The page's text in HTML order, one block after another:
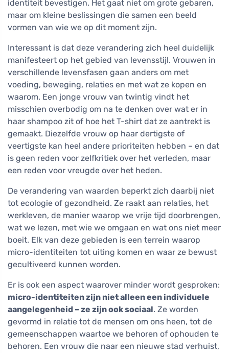
identiteit bevestigen. Het gaat niet om grote gebaren,
maar om kleine beslissingen die samen een beeld
vormen van wie we op dit moment zijn.
Interessant is dat deze verandering zich heel duidelijk
manifesteert op het gebied van levensstijl. Vrouwen in
verschillende levensfasen gaan anders om met
voeding, beweging, relaties en met wat ze kopen en
waarom. Een jonge vrouw van twintig vindt het
misschien overbodig om na te denken over wat er in
haar shampoo zit of hoe het T-shirt dat ze aantrekt is
gemaakt. Diezelfde vrouw op haar dertigste of
veertigste kan heel andere prioriteiten hebben – en dat
is geen reden voor zelfkritiek over het verleden, maar
een reden voor vreugde over het heden.
De verandering van waarden beperkt zich daarbij niet
tot ecologie of gezondheid. Ze raakt aan relaties, het
werkleven, de manier waarop we vrije tijd doorbrengen,
wat we lezen, met wie we omgaan en wat ons niet meer
boeit. Elk van deze gebieden is een terrein waarop
micro-identiteiten tot uiting komen en waar ze bewust
gecultiveerd kunnen worden.
Er is ook een aspect waarover minder wordt gesproken:
micro-identiteiten zijn niet alleen een individuele
aangelegenheid – ze zijn ook sociaal. Ze worden
gevormd in relatie tot de mensen om ons heen, tot de
gemeenschappen waartoe we behoren of ophouden te
behoren. Een vrouw die naar een nieuwe stad verhuist,